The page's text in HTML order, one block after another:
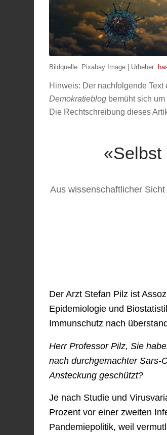
Bildquelle: Pixabay Image | Urheber:
Hinweis: Der nachfolgende
Demokratieblog bemüht sich
Die Rechtschreibung dieses
«Selbst
Aus wissenschaftlicher
Der Arzt Stefan Pilz ist
Epidemiologie und
Immunschutz nach
Herr Professor Pilz, Sie
nach durchgemachter Sars-
Ansteckung geschützt?
Je nach Studie und
Prozent vor einer zweiten
Pandemiepolitik, weil